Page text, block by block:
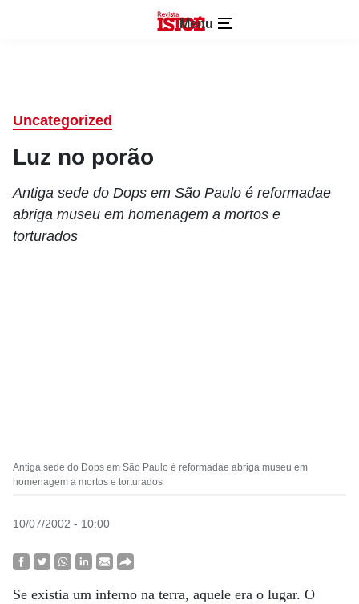
Menu
Uncategorized
Luz no porão
Antiga sede do Dops em São Paulo é reformadae
abriga museu em homenagem a mortos e
torturados
Antiga sede do Dops em São Paulo é reformadae abriga museu em
homenagem a mortos e torturados
10/07/2002 - 10:00
Se existia um inferno na terra, aquele era o lugar. O